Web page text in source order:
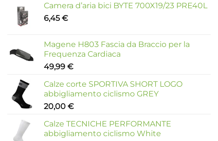
Camera d’aria bici BYTE 700X19/23 PRE40L
6,45 €
Magene H803 Fascia da Braccio per la
Frequenza Cardiaca
49,99 €
Calze corte SPORTIVA SHORT LOGO
abbigliamento ciclismo GREY
20,00 €
Calze TECNICHE PERFORMANTE
abbigliamento ciclismo White